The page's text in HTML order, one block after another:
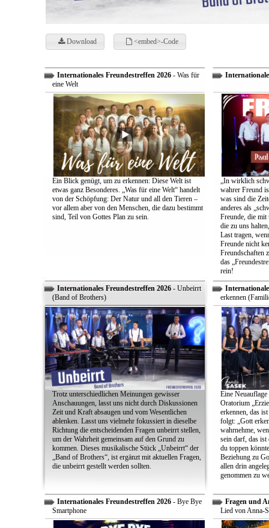
Download <embed>-Code
Internationales Freundestreffen 2026- Was für
eine Welt
Ein Blick genügt, um zu erkennen: Diese Welt ist
etwas ganz Besonderes. „Was für eine Welt“ handelt
von der Schöpfung: Der Natur und all den Tieren –
vor allem aber von den Menschen, die dazu bestimmt
sind, Teil von Gottes Plan zu sein.
„In wirklich
wahrer Freund
was sind die
anderes als
Freunde, die mit
die zu uns
Last tragen,
Freunde nicht
Freundschaften
das
rein!
Internationales Freundestreffen 2026- Unbeirrt
(Band of Brothers)
Trotz unterschiedlichen Meinungen gewisser
Anschauungen, lasst uns nicht durch Diskussionen
Zeit und Kraft absaugen und vom Wesentlichen
ablenken. Lasst uns vielmehr fokussiert in dieselbe
Richtung die entscheidenden Fragen unbeirrt stellen,
um der Wahrheit gemeinsam auf den Grund zu
kommen. Dieses musikalische Stück „Unbeirrt“ der
„Band of Brothers“, ist ergänzt mit aktuellen Fragen,
die unbeirrt gestellt werden sollten.
erkennen
Eine Neuauflage
Oratorium
erkennen, das
folgt: „Gott
wahrnehme,
sein darf, das ist
du toppen
Beziehung zu
allen drin
genommen zu
Internationales Freundestreffen 2026- Bye Bye
Smartphone
Fragen und
Lied von Anna-